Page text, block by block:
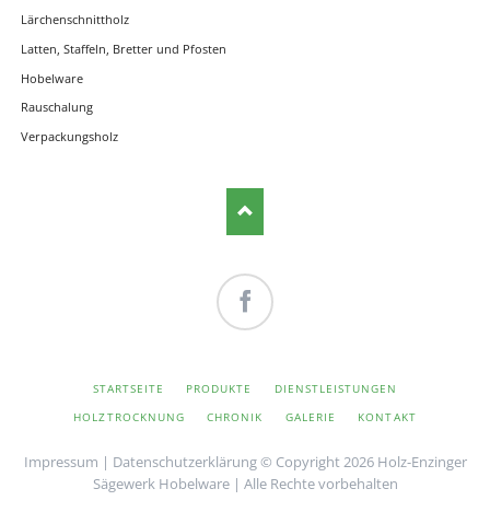
Lärchenschnittholz
Latten, Staffeln, Bretter und Pfosten
Hobelware
Rauschalung
Verpackungsholz
STARTSEITE PRODUKTE
DIENSTLEISTUNGEN
HOLZTROCKNUNG
CHRONIK GALERIE KONTAKT
Impressum | Datenschutzerklärung© Copyright 2026 Holz-Enzinger
Sägewerk Hobelware | Alle Rechte vorbehalten